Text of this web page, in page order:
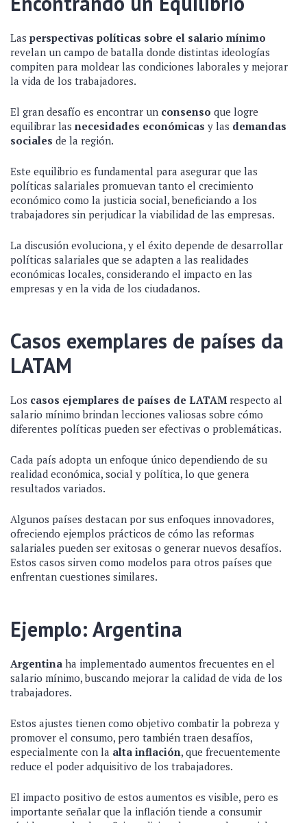
Las perspectivas políticas sobre el salario mínimo
revelan un campo de batalla donde distintas ideologías
compiten para moldear las condiciones laborales y mejorar
la vida de los trabajadores.
El gran desafío es encontrar un consenso que logre
equilibrar las necesidades económicas y las demandas
sociales de la región.
Este equilibrio es fundamental para asegurar que las
políticas salariales promuevan tanto el crecimiento
económico como la justicia social, beneficiando a los
trabajadores sin perjudicar la viabilidad de las empresas.
La discusión evoluciona, y el éxito depende de desarrollar
políticas salariales que se adapten a las realidades
económicas locales, considerando el impacto en las
empresas y en la vida de los ciudadanos.
Casos exemplares de países da
LATAM
Los casos ejemplares de países de LATAM respecto al
salario mínimo brindan lecciones valiosas sobre cómo
diferentes políticas pueden ser efectivas o problemáticas.
Cada país adopta un enfoque único dependiendo de su
realidad económica, social y política, lo que genera
resultados variados.
Algunos países destacan por sus enfoques innovadores,
ofreciendo ejemplos prácticos de cómo las reformas
salariales pueden ser exitosas o generar nuevos desafíos.
Estos casos sirven como modelos para otros países que
enfrentan cuestiones similares.
Ejemplo: Argentina
Argentina ha implementado aumentos frecuentes en el
salario mínimo, buscando mejorar la calidad de vida de los
trabajadores.
Estos ajustes tienen como objetivo combatir la pobreza y
promover el consumo, pero también traen desafíos,
especialmente con la alta inflación, que frecuentemente
reduce el poder adquisitivo de los trabajadores.
El impacto positivo de estos aumentos es visible, pero es
importante señalar que la inflación tiende a consumir